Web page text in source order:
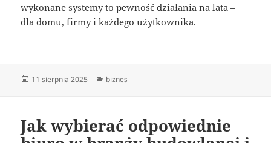
wykonane systemy to pewność działania na lata –
dla domu, firmy i każdego użytkownika.
Data
11 sierpnia 2025 Kategorie
biznes
Jak wybierać odpowiednie